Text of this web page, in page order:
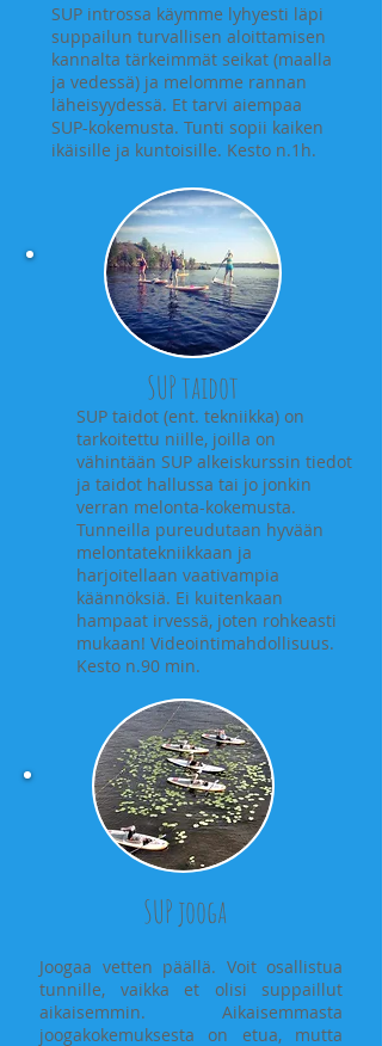
SUP introssa käymme lyhyesti läpi
suppailun turvallisen aloittamisen
kannalta tärkeimmät seikat (maalla
ja vedessä) ja melomme rannan
läheisyydessä. Et tarvi aiempaa
SUP-kokemusta. Tunti sopii kaiken
ikäisille ja kuntoisille. Kesto n.1h.
SUP taidot
SUP taidot (ent. tekniikka) on
tarkoitettu niille, joilla on
vähintään SUP alkeiskurssin tiedot
ja taidot hallussa tai jo jonkin
verran melonta-kokemusta.
Tunneilla pureudutaan hyvään
melontatekniikkaan ja
harjoitellaan vaativampia
käännöksiä. Ei kuitenkaan
hampaat irvessä, joten rohkeasti
mukaan! Videointimahdollisuus.
Kesto n.90 min.
SUP jooga
Joogaa vetten päällä. Voit osallistua
tunnille, vaikka et olisi suppaillut
aikaisemmin. Aikaisemmasta
joogakokemuksesta on etua, mutta